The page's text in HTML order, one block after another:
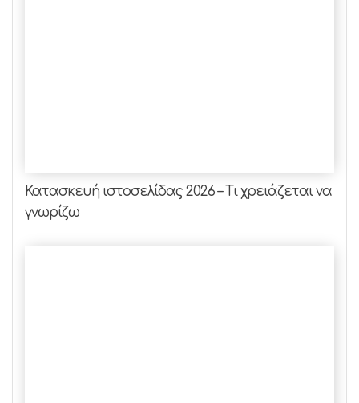
Κατασκευή ιστοσελίδας 2026 – Τι χρειάζεται να
γνωρίζω